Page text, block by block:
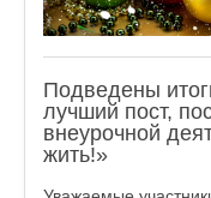
Подведены
лучший пост,
внеурочной
жить!»